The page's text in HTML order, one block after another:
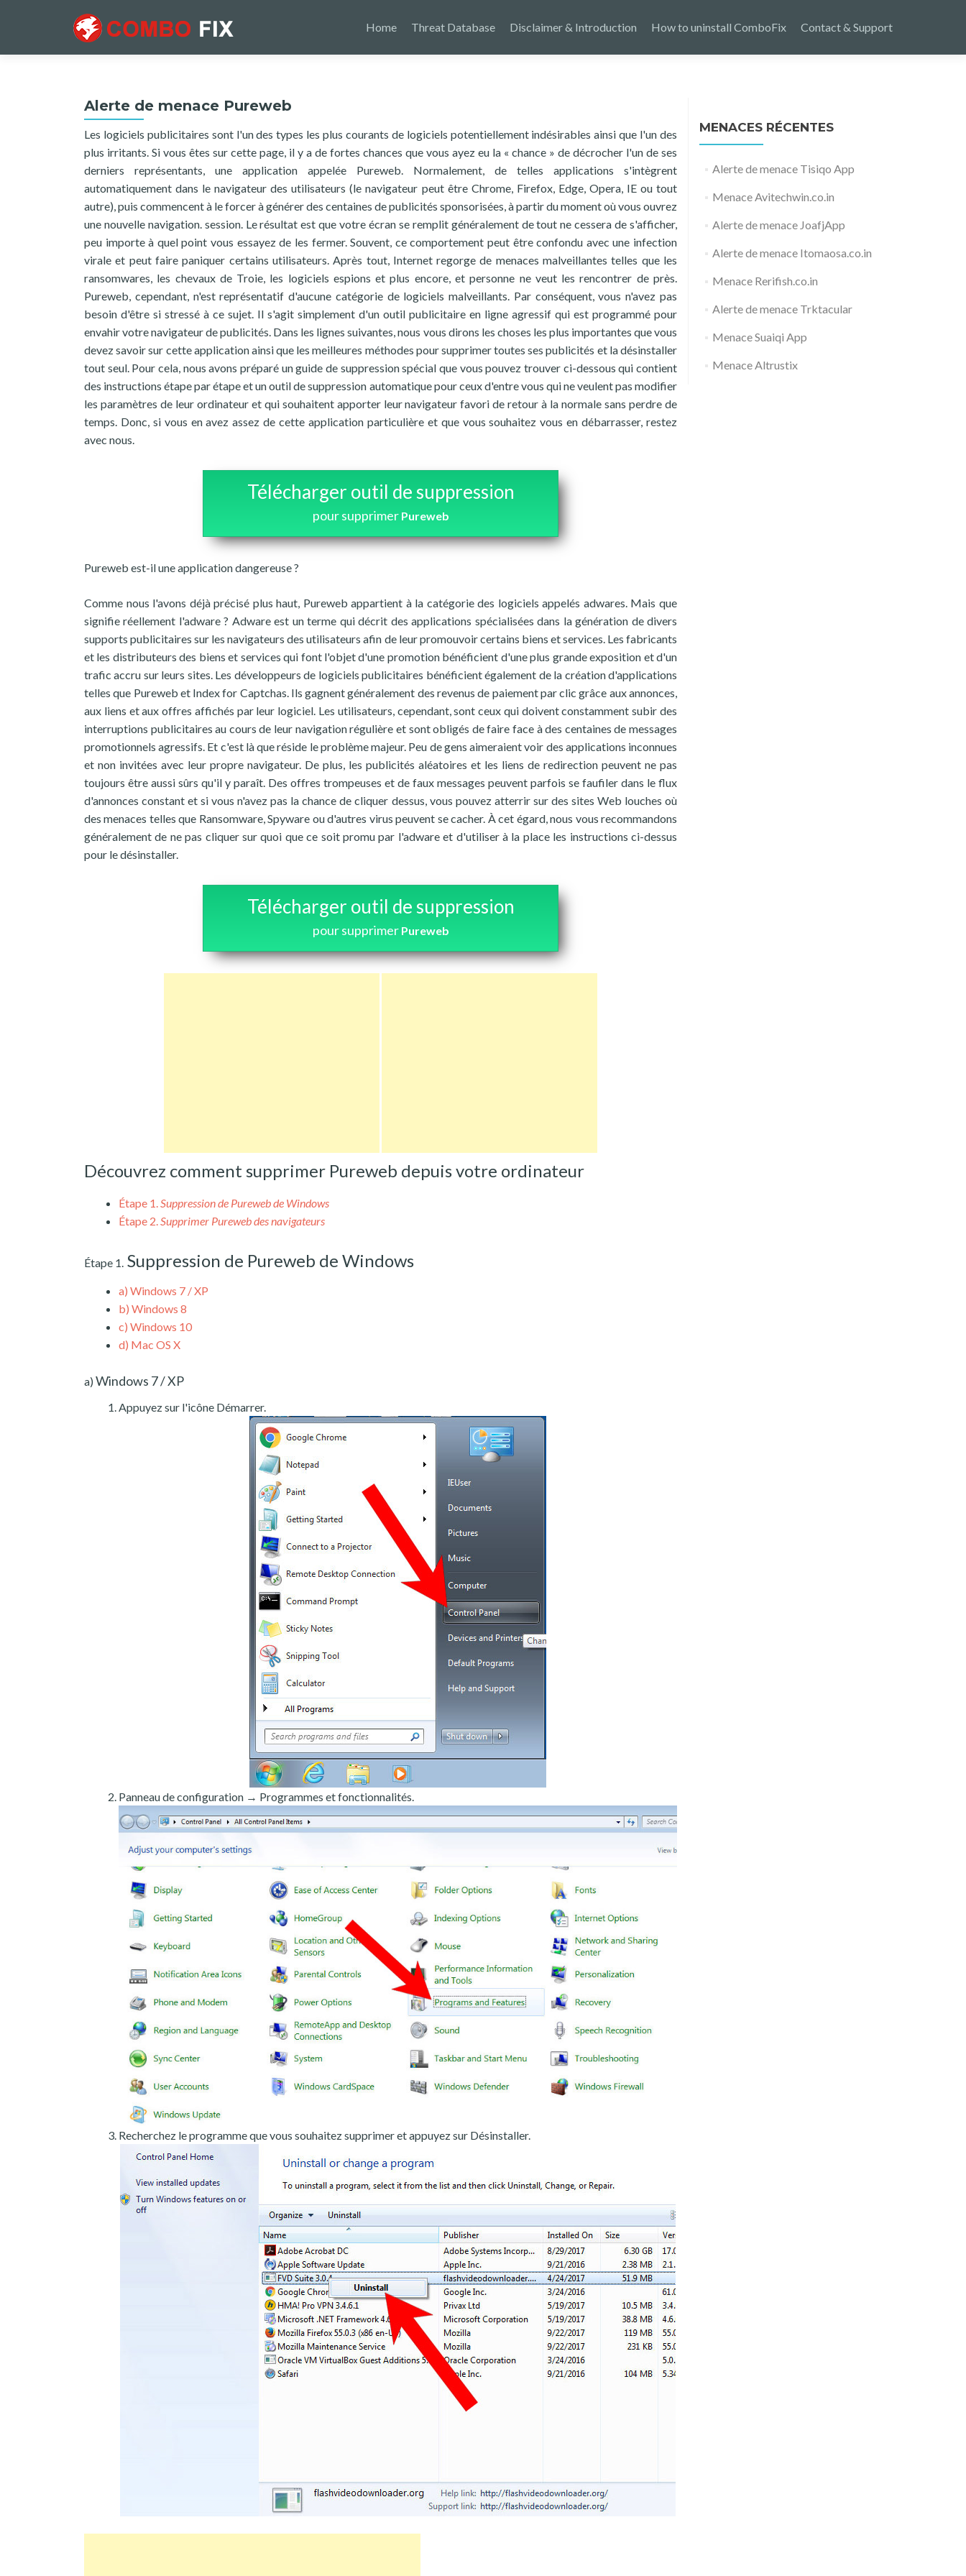
Home Threat Database Disclaimer & Introduction How to uninstall ComboFix Contact & Support
Alerte de menace Pureweb
Les logiciels publicitaires sont l'un des types les plus courants de logiciels potentiellement indésirables ainsi que l'un des
plus irritants. Si vous êtes sur cette page, il y a de fortes chances que vous ayez eu la « chance » de décrocher l'un de ses
derniers représentants, une application appelée Pureweb. Normalement, de telles applications s'intègrent
automatiquement dans le navigateur des utilisateurs (le navigateur peut être Chrome, Firefox, Edge, Opera, IE ou tout
autre), puis commencent à le forcer à générer des centaines de publicités sponsorisées, à partir du moment où vous ouvrez
une nouvelle navigation. session. Le résultat est que votre écran se remplit généralement de tout ne cessera de s'afficher,
peu importe à quel point vous essayez de les fermer. Souvent, ce comportement peut être confondu avec une infection
virale et peut faire paniquer certains utilisateurs. Après tout, Internet regorge de menaces malveillantes telles que les
ransomwares, les chevaux de Troie, les logiciels espions et plus encore, et personne ne veut les rencontrer de près.
Pureweb, cependant, n'est représentatif d'aucune catégorie de logiciels malveillants. Par conséquent, vous n'avez pas
besoin d'être si stressé à ce sujet. Il s'agit simplement d'un outil publicitaire en ligne agressif qui est programmé pour
envahir votre navigateur de publicités. Dans les lignes suivantes, nous vous dirons les choses les plus importantes que vous
devez savoir sur cette application ainsi que les meilleures méthodes pour supprimer toutes ses publicités et la désinstaller
tout seul. Pour cela, nous avons préparé un guide de suppression spécial que vous pouvez trouver ci-dessous qui contient
des instructions étape par étape et un outil de suppression automatique pour ceux d'entre vous qui ne veulent pas modifier
les paramètres de leur ordinateur et qui souhaitent apporter leur navigateur favori de retour à la normale sans perdre de
temps. Donc, si vous en avez assez de cette application particulière et que vous souhaitez vous en débarrasser, restez
avec nous.
Télécharger outil de suppression
pour supprimer Pureweb
Pureweb est-il une application dangereuse ?
Comme nous l'avons déjà précisé plus haut, Pureweb appartient à la catégorie des logiciels appelés adwares. Mais que
signifie réellement l'adware ? Adware est un terme qui décrit des applications spécialisées dans la génération de divers
supports publicitaires sur les navigateurs des utilisateurs afin de leur promouvoir certains biens et services. Les fabricants
et les distributeurs des biens et services qui font l'objet d'une promotion bénéficient d'une plus grande exposition et d'un
trafic accru sur leurs sites. Les développeurs de logiciels publicitaires bénéficient également de la création d'applications
telles que Pureweb et Index for Captchas. Ils gagnent généralement des revenus de paiement par clic grâce aux annonces,
aux liens et aux offres affichés par leur logiciel. Les utilisateurs, cependant, sont ceux qui doivent constamment subir des
interruptions publicitaires au cours de leur navigation régulière et sont obligés de faire face à des centaines de messages
promotionnels agressifs. Et c'est là que réside le problème majeur. Peu de gens aimeraient voir des applications inconnues
et non invitées avec leur propre navigateur. De plus, les publicités aléatoires et les liens de redirection peuvent ne pas
toujours être aussi sûrs qu'il y paraît. Des offres trompeuses et de faux messages peuvent parfois se faufiler dans le flux
d'annonces constant et si vous n'avez pas la chance de cliquer dessus, vous pouvez atterrir sur des sites Web louches où
des menaces telles que Ransomware, Spyware ou d'autres virus peuvent se cacher. À cet égard, nous vous recommandons
généralement de ne pas cliquer sur quoi que ce soit promu par l'adware et d'utiliser à la place les instructions ci-dessus
pour le désinstaller.
Télécharger outil de suppression
pour supprimer Pureweb
Découvrez comment supprimer Pureweb depuis votre ordinateur
Étape 1.Suppression de Pureweb de Windows
Étape 2.Supprimer Pureweb des navigateurs
Étape 1. Suppression de Pureweb de Windows
a) Windows 7 / XP
b) Windows 8
c) Windows 10
d) Mac OS X
a) Windows 7 / XP
Appuyez sur l'icône Démarrer.
Panneau de configuration → Programmes et fonctionnalités.
Recherchez le programme que vous souhaitez supprimer et appuyez sur Désinstaller.
MENACES RÉCENTES
Alerte de menace Tisiqo App
Menace Avitechwin.co.in
Alerte de menace JoafjApp
Alerte de menace Itomaosa.co.in
Menace Rerifish.co.in
Alerte de menace Trktacular
Menace Suaiqi App
Menace Altrustix